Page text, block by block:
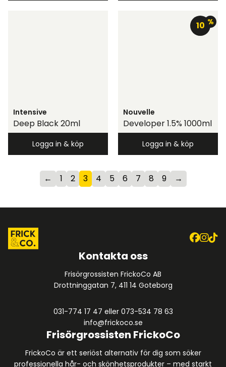
Intensive
Deep Black 20ml
Logga in & köp
10 %
Nouvelle
Developer 1.5% 1000ml
Logga in & köp
← 1 2 3 4 5 6 7 8 9 →
Kontakta oss
Frisörgrossisten FrickoCo AB
Drottninggatan 7, 411 14 Goteborg
031-774 17 47 eller 073-534 78 63
info@frickoco.se
Frisörgrossisten FrickoCo
FrickoCo är ett seriöst alternativ för dig som söker
professionella hår- och skönhetsprodukter – med starkt